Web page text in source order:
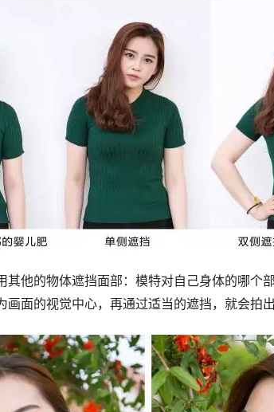
其他的物体遮挡面部：模特对自己身体的哪个
画面的视觉中心，再通过适当的遮挡，就会拍